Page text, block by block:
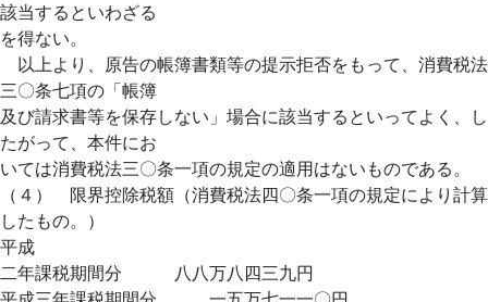
該当するといわざる
を得ない。
以上より、原告の帳簿書類等の提示拒否をもって、消費税法
三〇条七項の「帳簿
及び請求書等を保存しない」場合に該当するといってよく、し
たがって、本件にお
いては消費税法三〇条一項の規定の適用はないものである。
（４） 限界控除税額（消費税法四〇条一項の規定により計算
したもの。）
平成
二年課税期間分 八八万八四三九円